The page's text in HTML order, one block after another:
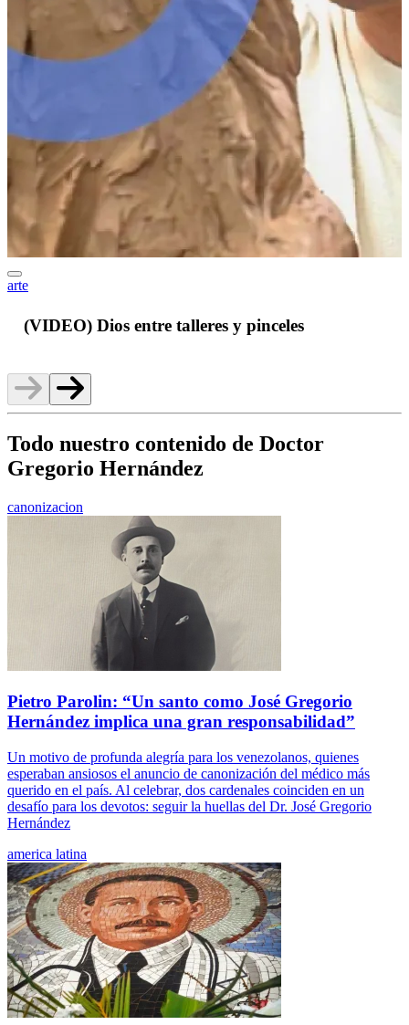
arte
(VIDEO) Dios entre talleres y pinceles
Todo nuestro contenido de Doctor
Gregorio Hernández
canonizacion
Pietro Parolin: “Un santo como José Gregorio
Hernández implica una gran responsabilidad”
Un motivo de profunda alegría para los venezolanos, quienes
esperaban ansiosos el anuncio de canonización del médico más
querido en el país. Al celebrar, dos cardenales coinciden en un
desafío para los devotos: seguir la huellas del Dr. José Gregorio
Hernández
america latina